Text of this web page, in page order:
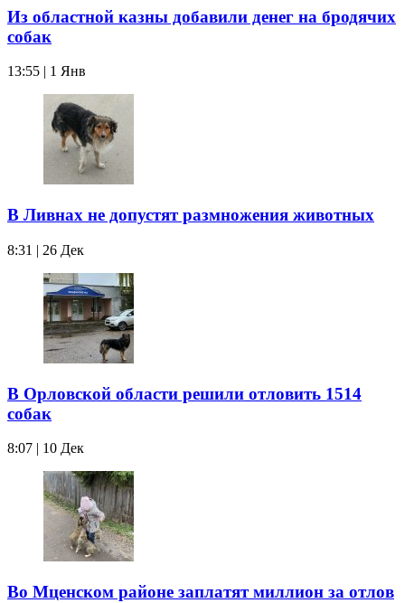
Из областной казны добавили денег на бродячих
собак
13:55 | 1 Янв
В Ливнах не допустят размножения животных
8:31 | 26 Дек
В Орловской области решили отловить 1514
собак
8:07 | 10 Дек
Во Мценском районе заплатят миллион за отлов